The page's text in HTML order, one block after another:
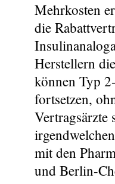
Mehrkosten
die
Herstellern
können Typ
fortsetzen,
Vertragsärzte
mit den
und Berlin-